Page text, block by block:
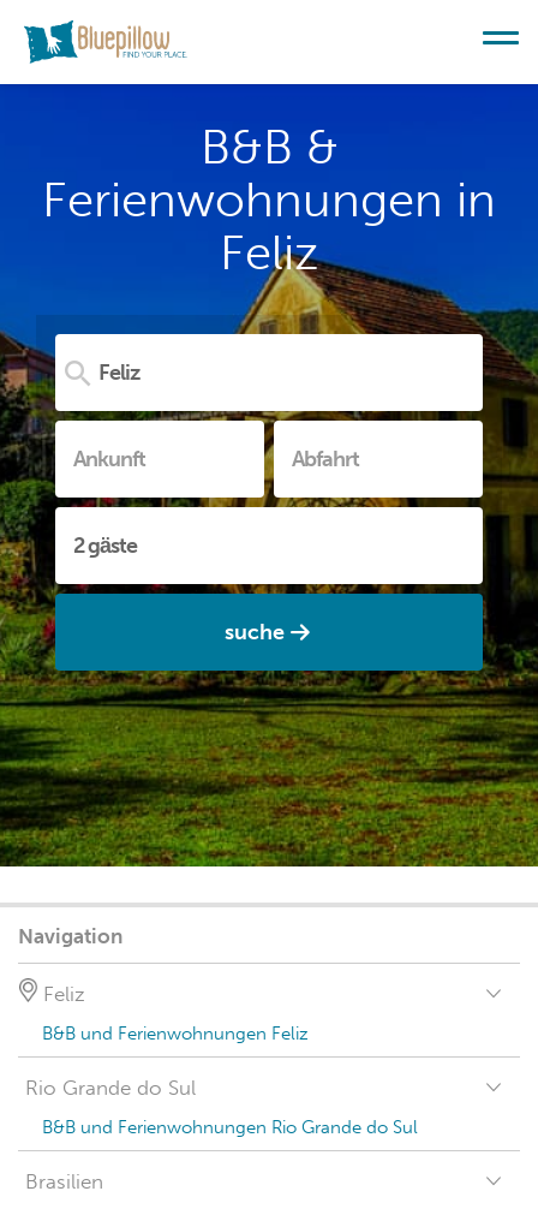
B&B &
Ferienwohnungen in
Feliz
suche
Navigation
Feliz
B&B und Ferienwohnungen Feliz
Rio Grande do Sul
B&B und Ferienwohnungen Rio Grande do Sul
Brasilien